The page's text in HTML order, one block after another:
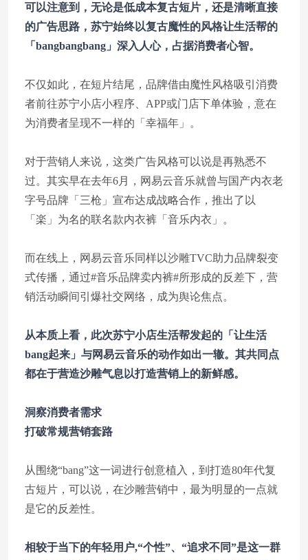
可以注意到，无论是低成本复古短片，还是清晰直接
的广告思路，苏宁始终以复古魔性的风格让生活帮的
「bangbangbang」深入人心，占据消费者心智。
不仅如此，在短片结尾，品牌借由魔性风格吸引消费
者前往苏宁小店小程序、APP或门店下单体验，意在
为消费者呈现不一样的「幸福年」。
对于营销人来说，这类广告风格可以说是再熟悉不
过。其实早在去年6月，网易云音乐就曾与国产内衣老
字号品牌「三枪」宣布达成战略合作，推出了以
「楽」为名的联名款内衣裤「音乐内衣」。
而在线上，网易云音乐同样以沙雕TVC助力品牌裂变
式传播，通过#音乐品牌卖内裤#所形成的反差下，营
销活动瞬间引爆社交网络，成为舆论焦点。
从本质上看，此次苏宁小店生活帮发起的「让生活
bang起来」与网易云音乐的动作如出一辙。其共同点
都在于营造沙雕气息以打造营销上的新鲜感。
洞察消费者需求
打破常规营销套路
从围绕“bang”这一词进行创意植入，到打造80年代复
古短片，可以说，在沙雕营销中，最为明显的一点就
是它的反差性。
相较于当下的年轻用户,“个性”、“追求不同”是这一群